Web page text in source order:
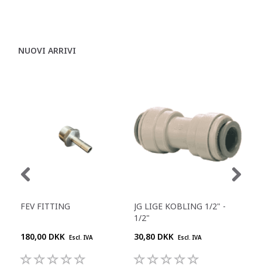
NUOVI ARRIVI
FEV FITTING
180,00 DKK Escl. IVA
JG LIGE KOBLING 1/2" -
1/2"
30,80 DKK Escl. IVA